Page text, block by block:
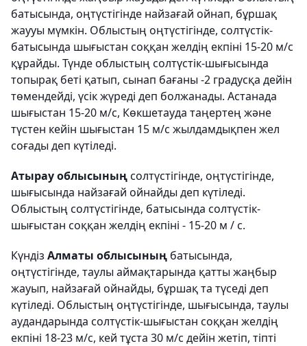
батысында, оңтүстігінде найзағай ойнап, бұршақ
жаууы мүмкін. Облыстың оңтүстігінде, солтүстік-
батысында шығыстан соққан желдің екпіні 15-20 м/с
құрайды. Түнде облыстың солтүстік-шығысында
топырақ беті қатып, сынап бағаны -2 градусқа дейін
төмендейді, үсік жүреді деп болжанады. Астанада
шығыстан 15-20 м/с, Көкшетауда таңертең және
түстен кейін шығыстан 15 м/с жылдамдықпен жел
соғады деп күтіледі.
Атырау облысыныңсолтүстігінде, оңтүстігінде,
шығысында найзағай ойнайды деп күтіледі.
Облыстың солтүстігінде, батысында солтүстік-
шығыстан соққан желдің екпіні - 15-20 м / с.
Күндіз Алматы облысының батысында,
оңтүстігінде, таулы аймақтарында қатты жаңбыр
жауып, найзағай ойнайды, бұршақ та түседі деп
күтіледі. Облыстың оңтүстігінде, шығысында, таулы
аудандарында солтүстік-шығыстан соққан желдің
екпіні 18-23 м/с, кей тұста 30 м/с дейін жетіп, тіпті